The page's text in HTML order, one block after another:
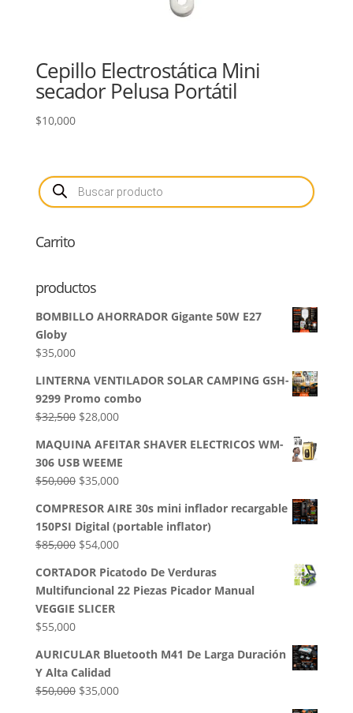
Cepillo Electrostática Mini
secador Pelusa Portátil
$10,000
Búsqueda
de
productos
Carrito
productos
BOMBILLO AHORRADOR Gigante 50W E27
Globy
$35,000
LINTERNA VENTILADOR SOLAR CAMPING GSH-
9299 Promo combo
$32,500 El
original
era:
$32,500.
$28,000El
actual
es:
$28,000.
MAQUINA AFEITAR SHAVER ELECTRICOS WM-
306 USB WEEME
$50,000 El
original
era:
$50,000.
$35,000El
actual
es:
$35,000.
COMPRESOR AIRE 30s mini inflador recargable
150PSI Digital (portable inflator)
$85,000 El
original
era:
$85,000.
$54,000El
actual
es:
CORTADOR Picatodo De Verduras
Multifuncional 22 Piezas Picador Manual
VEGGIE SLICER
$55,000
AURICULAR Bluetooth M41 De Larga Duración
Y Alta Calidad
$50,000 El
$35,000El